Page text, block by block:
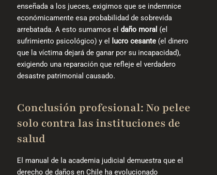
enseñada a los jueces, exigimos que se indemnice
económicamente esa probabilidad de sobrevida
arrebatada. A esto sumamos el daño moral (el
sufrimiento psicológico) y el
lucro cesante (el dinero
que la víctima dejará de ganar por su incapacidad),
exigiendo una reparación que refleje el verdadero
desastre patrimonial causado.
Conclusión profesional: No pelee
solo contra las instituciones de
salud
El manual de la academia judicial demuestra que el
derecho de daños en Chile ha evolucionado